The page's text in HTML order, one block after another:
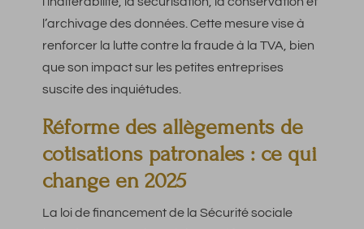
l’archivage des données. Cette mesure vise à
renforcer la lutte contre la fraude à la TVA, bien
que son impact sur les petites entreprises
suscite des inquiétudes.
Réforme des allègements de
cotisations patronales : ce qui
change en 2025
La loi de financement de la Sécurité sociale